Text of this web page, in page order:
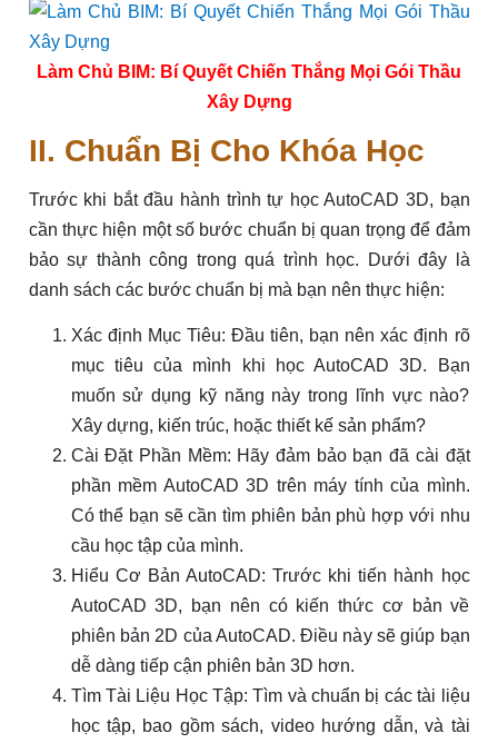
Làm Chủ BIM: Bí Quyết Chiến Thắng Mọi Gói Thầu
Xây Dựng
II. Chuẩn Bị Cho Khóa Học
Trước khi bắt đầu hành trình tự học AutoCAD 3D, bạn
cần thực hiện một số bước chuẩn bị quan trọng để đảm
bảo sự thành công trong quá trình học. Dưới đây là
danh sách các bước chuẩn bị mà bạn nên thực hiện:
Xác định Mục Tiêu: Đầu tiên, bạn nên xác định rõ
mục tiêu của mình khi học AutoCAD 3D. Bạn
muốn sử dụng kỹ năng này trong lĩnh vực nào?
Xây dựng, kiến trúc, hoặc thiết kế sản phẩm?
Cài Đặt Phần Mềm: Hãy đảm bảo bạn đã cài đặt
phần mềm AutoCAD 3D trên máy tính của mình.
Có thể bạn sẽ cần tìm phiên bản phù hợp với nhu
cầu học tập của mình.
Hiểu Cơ Bản AutoCAD: Trước khi tiến hành học
AutoCAD 3D, bạn nên có kiến thức cơ bản về
phiên bản 2D của AutoCAD. Điều này sẽ giúp bạn
dễ dàng tiếp cận phiên bản 3D hơn.
Tìm Tài Liệu Học Tập: Tìm và chuẩn bị các tài liệu
học tập, bao gồm sách, video hướng dẫn, và tài